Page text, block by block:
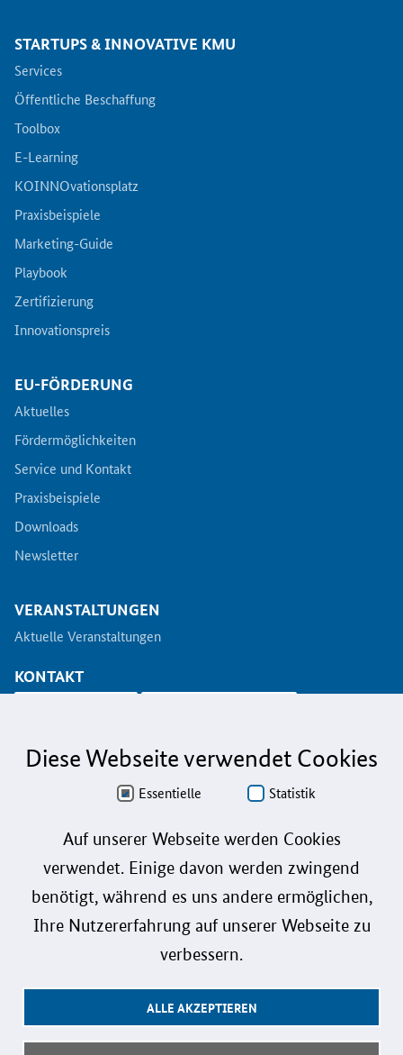
STARTUPS & INNOVATIVE KMU
Services
Öffentliche Beschaffung
Toolbox
E-Learning
KOINNOvationsplatz
Praxisbeispiele
Marketing-Guide
Playbook
Zertifizierung
Innovationspreis
EU-FÖRDERUNG
Aktuelles
Fördermöglichkeiten
Service und Kontakt
Praxisbeispiele
Downloads
Newsletter
VERANSTALTUNGEN
Aktuelle Veranstaltungen
KONTAKT
Aus Gründen der besseren Lesbarkeit wird auf die gleichzeitige Verwendung der
Personenbezeichnungen gelten gleichermaßen für alle Geschlechter.
Datenschutz
Barrierefreiheit
Gebärdensprache
Diese Webseite verwendet Cookies
Essentielle Statistik
Auf unserer Webseite werden Cookies
verwendet. Einige davon werden zwingend
benötigt, während es uns andere ermöglichen,
Ihre Nutzererfahrung auf unserer Webseite zu
verbessern.
ALLE AKZEPTIEREN